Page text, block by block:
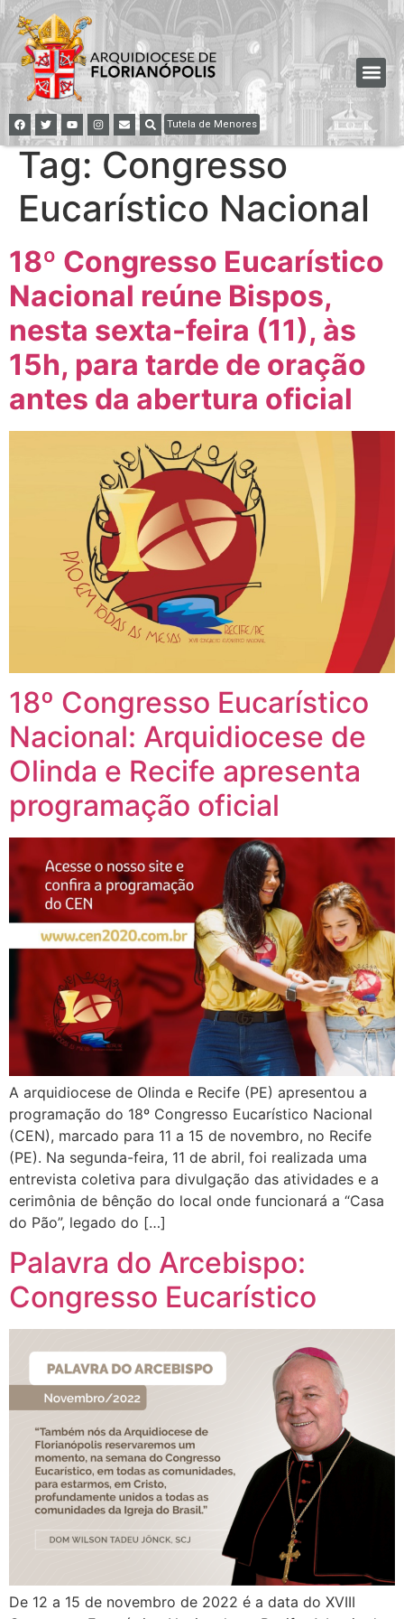
Tutela de Menores
Tag: Congresso
Eucarístico Nacional
18º Congresso Eucarístico
Nacional reúne Bispos,
nesta sexta-feira (11), às
15h, para tarde de oração
antes da abertura oficial
18º Congresso Eucarístico
Nacional: Arquidiocese de
Olinda e Recife apresenta
programação oficial
A arquidiocese de Olinda e Recife (PE) apresentou a
programação do 18º Congresso Eucarístico Nacional
(CEN), marcado para 11 a 15 de novembro, no Recife
(PE). Na segunda-feira, 11 de abril, foi realizada uma
entrevista coletiva para divulgação das atividades e a
cerimônia de bênção do local onde funcionará a “Casa
do Pão”, legado do […]
Palavra do Arcebispo:
Congresso Eucarístico
De 12 a 15 de novembro de 2022 é a data do XVIII